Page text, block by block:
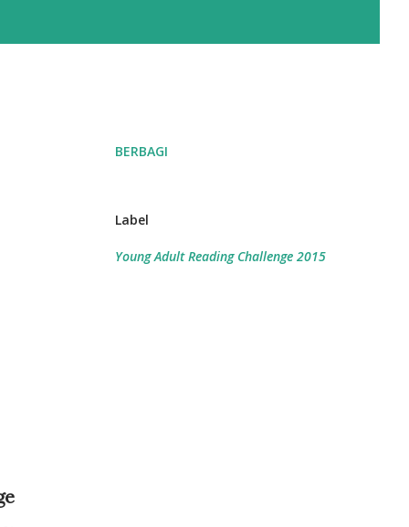
BERBAGI
Label
Young Adult Reading Challenge 2015